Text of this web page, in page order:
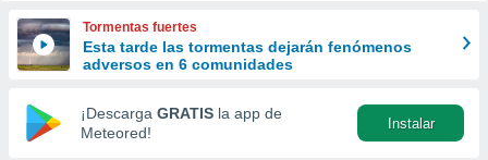
y
forma
digital
basada
Tormentas fuertes
Esta tarde las tormentas dejarán fenómenos
adversos en 6 comunidades
¡Descarga GRATIS la app de
Meteored!
Instalar